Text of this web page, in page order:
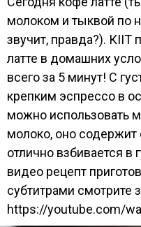
молоком и тыквой по
звучит, правда?). КІІТ
латте в домашних
всего за 5 минут! С
крепким эспрессо в
можно использовать
молоко, оно содержит
отлично взбивается
видео рецепт
субтитрами смотрите
https://youtube.com/